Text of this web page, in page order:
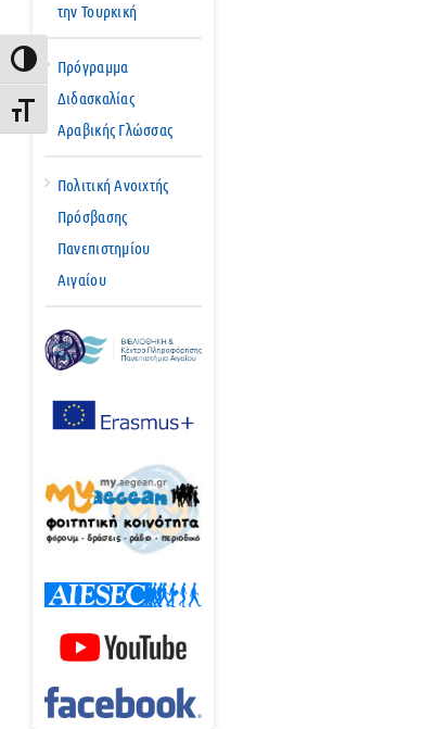
Εναλλαγή Υψηλής Αντίθεσης
Εναλλαγή Μεγέθους Γραμμάτων
την Τουρκική
Πρόγραμμα
Διδασκαλίας
Αραβικής Γλώσσας
Πολιτική Ανοιχτής
Πρόσβασης
Πανεπιστημίου
Αιγαίου